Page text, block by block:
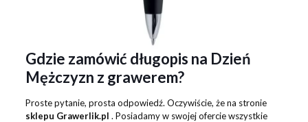
Gdzie zamówić długopis na Dzień
Mężczyzn z grawerem?
Proste pytanie, prosta odpowiedź. Oczywiście, że na stronie
sklepu Grawerlik.pl . Posiadamy w swojej ofercie wszystkie